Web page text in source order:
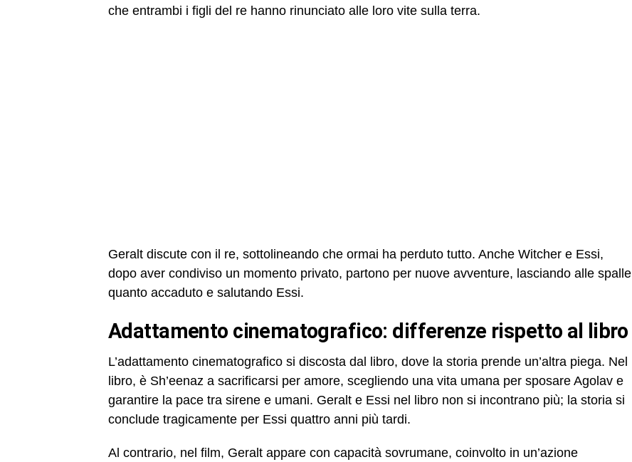
che entrambi i figli del re hanno rinunciato alle loro vite sulla terra.
Geralt discute con il re, sottolineando che ormai ha perduto tutto. Anche Witcher e Essi,
dopo aver condiviso un momento privato, partono per nuove avventure, lasciando alle spalle
quanto accaduto e salutando Essi.
adattamento cinematografico: differenze rispetto al libro
L’adattamento cinematografico si discosta dal libro, dove la storia prende un’altra piega. Nel
libro, è Sh’eenaz a sacrificarsi per amore, scegliendo una vita umana per sposare Agolav e
garantire la pace tra sirene e umani. Geralt e Essi nel libro non si incontrano più; la storia si
conclude tragicamente per Essi quattro anni più tardi.
Al contrario, nel film, Geralt appare con capacità sovrumane, coinvolto in un’azione